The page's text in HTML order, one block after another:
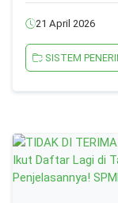
21 April 2026
SISTEM